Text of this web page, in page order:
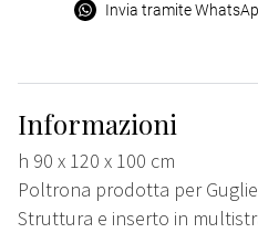
Invia tramite
Informazioni
h 90 x 120 x 100 cm
Poltrona prodotta per
Struttura e inserto in